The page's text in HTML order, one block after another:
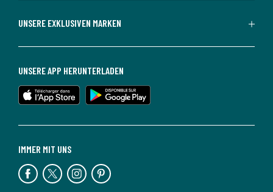
UNSERE EXKLUSIVEN MARKEN
IMMER MIT UNS
UNSERE APP HERUNTERLADEN